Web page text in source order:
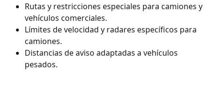
Rutas y restricciones especiales para camiones y
vehículos comerciales.
Límites de velocidad y radares específicos para
camiones.
Distancias de aviso adaptadas a vehículos
pesados.